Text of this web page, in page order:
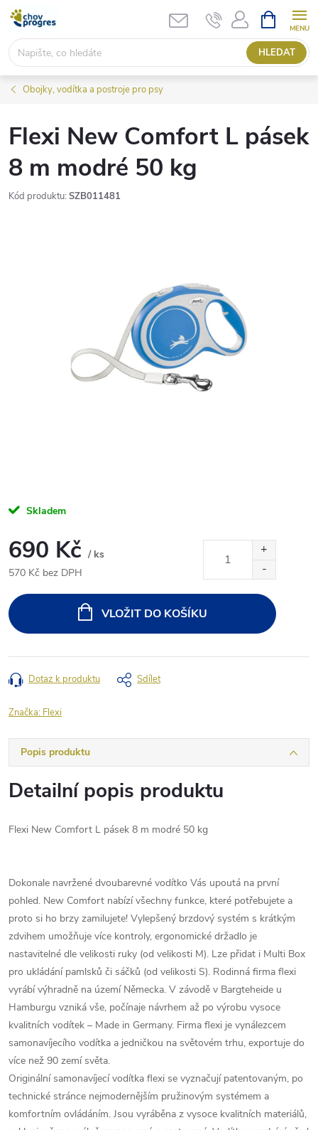
Přejít
obsah
HLEDAT
NÁKUPNÍ
KOŠÍK
Obojky, vodítka a postroje pro psy
Flexi New Comfort L pásek
8 m modré 50 kg
Kód produktu: SZB011481
Skladem
690 Kč / ks
570 Kč bez DPH
cena:
VLOŽIT DO KOŠÍKU
Dotaz k produktu Sdílet
Značka: Flexi
Popis produktu
Detailní popis produktu
Flexi New Comfort L pásek 8 m modré 50 kg
Dokonale navržené dvoubarevné vodítko Vás upoutá na první
pohled. New Comfort nabízí všechny funkce, které potřebujete a
proto si ho brzy zamilujete! Vylepšený brzdový systém s krátkým
zdvihem umožňuje více kontroly, ergonomické držadlo je
nastavitelné dle velikosti ruky (od velikosti M). Lze přidat i Multi Box
pro ukládání pamlsků či sáčků (od velikosti S). Rodinná firma flexi
vyrábí výhradně na území Německa. V závodě v Bargteheide u
Hamburgu vzniká vše, počínaje návrhem až po výrobu vysoce
kvalitních vodítek – Made in Germany. Firma flexi je vynálezcem
samonavíjecího vodítka a jedničkou na světovém trhu, exportuje do
více než 90 zemí světa.
Originální samonavíjecí vodítka flexi se vyznačují patentovaným, po
technické stránce nejmodernějším pružinovým systémem a
komfortním ovládáním. Jsou vyráběna z vysoce kvalitních materiálů,